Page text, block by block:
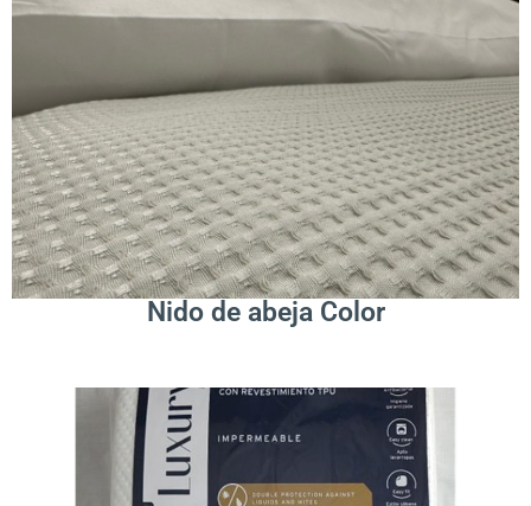
.
Leer Más
Nido de abeja Color